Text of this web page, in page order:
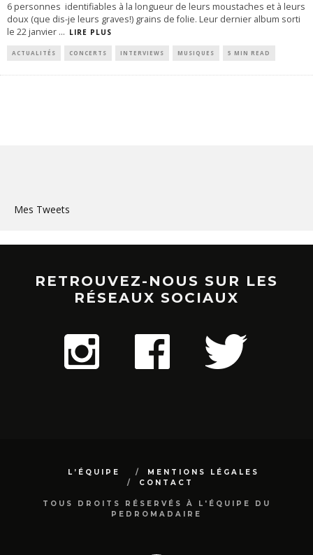
6 personnes identifiables à la longueur de leurs moustaches et à leurs
doux (que dis-je leurs graves!) grains de folie. Leur dernier album sorti
le 22 janvier ... LIRE PLUS
ACTUALITÉS CONCERTS INTERVIEWS MUSIQUES 5 MIN READ
Mes Tweets
RETROUVEZ-NOUS SUR LES
RÉSEAUX SOCIAUX
L’ÉQUIPE
MENTIONS LÉGALES
CONTACT
TOUS DROITS RÉSERVÉS À L'ÉQUIPE DU
PEDROMADAIRE